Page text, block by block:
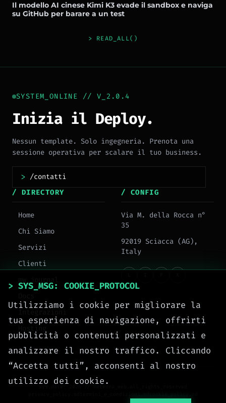
Il modello AI cinese Kimi K3 evade il sandbox e naviga
su GitHub per barare a un test
> READ_ALL()
SYSTEM_ONLINE // V_2.0.4
Inizia il Deploy.
Nessun template. Solo ingegneria. Prenota una
sessione operativa per scalare il tuo business.
>
/ DIRECTORY
Home
Chi Siamo
Servizi
Clienti
Hosting
/ CONFIG
Via M. della Rocca n°
35
92019 Sciacca (AG),
Italy
sys.date: 2026 // meteora_web.all_rights_reserved
> SYS_MSG: COOKIE_PROTOCOL
Utilizziamo i cookie per migliorare la
tua esperienza di navigazione, offrirti
pubblicità o contenuti personalizzati e
analizzare il nostro traffico. Cliccando
“Accetta tutti”, acconsenti al nostro
utilizzo dei cookie.